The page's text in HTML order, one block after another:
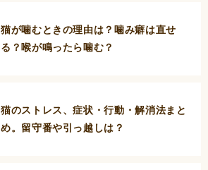
猫が噛むときの理由は？噛み癖は直せ
る？喉が鳴ったら噛む？
猫のストレス、症状・行動・解消法まと
め。留守番や引っ越しは？